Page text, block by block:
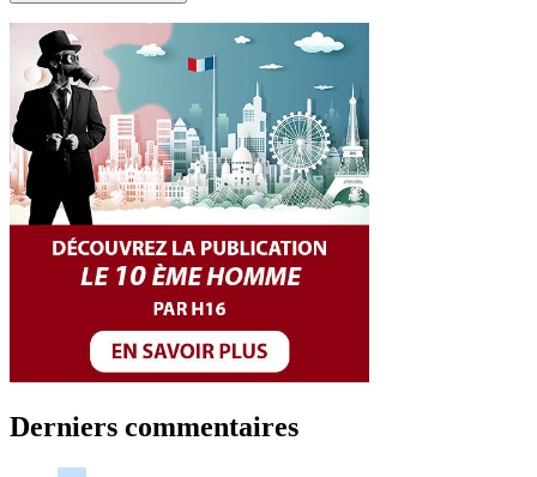
Derniers commentaires